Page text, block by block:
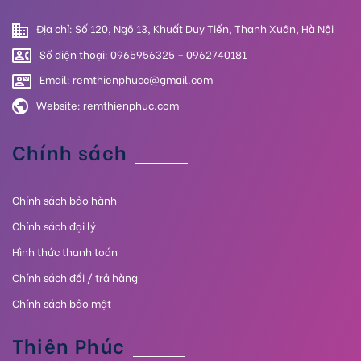
Địa chỉ: Số 120, Ngõ 13, Khuất Duy Tiến, Thanh Xuân, Hà Nội
Số điện thoại: 0965956325 – 0962740181
Email: remthienphucc@gmail.com
Website: remthienphuc.com
Chính sách
Chính sách bảo hành
Chính sách đại lý
Hình thức thanh toán
Chính sách đổi / trả hàng
Chính sách bảo mật
Thiên Phúc